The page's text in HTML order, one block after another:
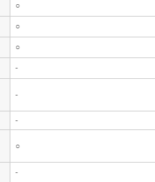
○
○
○
-
-
-
○
-